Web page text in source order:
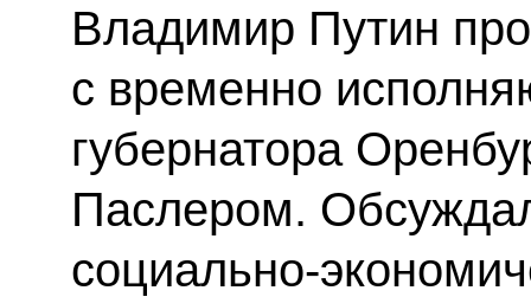
Владимир Путин
с временно
губернатора
Паслером.